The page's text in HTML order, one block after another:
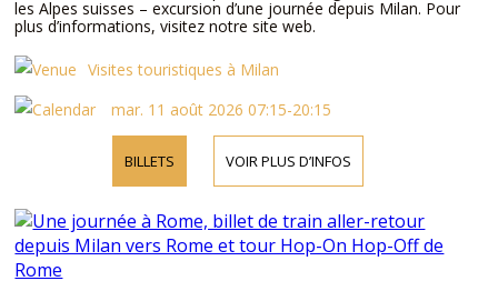
les Alpes suisses – excursion d’une journée depuis Milan. Pour
plus d’informations, visitez notre site web.
Visites touristiques à Milan
mar. 11 août 2026 07:15-20:15
BILLETS VOIR PLUS D’INFOS